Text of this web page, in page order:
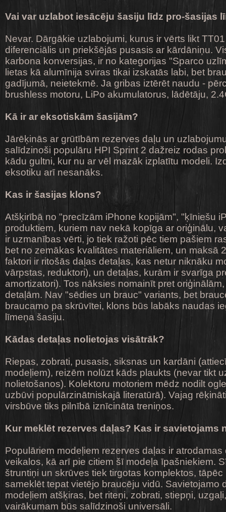
Vai var uzlabot iesācēju šasiju līdz pro-šasijas
Nevar. Dārgākie uzlabojumi, kurus ir vērts likt
diferenciālis un priekšējās pusasis ar kārdāniņu.
karbona konversijas, ir no kategorijas "Sparco
lietas kā alumīnija sviras tikai izskatās labi, bet
gadījumā, neietekmē. Ja gribas iztērēt naudu -
brushless motoru, LiPo akumulatorus, lādētāju,
Kā ir ar eksotiskām šasijām?
Jārēķinās ar grūtībām rezerves daļu un
salīdzinoši populāru HPI Sprint 2 dažreiz rodas
kādu gultni, kur nu ar vēl mazāk izplatītu modeli.
eksotiku arī nesanāks.
Kas ir šasijas klons?
Atšķirībā no "precīzām iPhone kopijām", "ķīniešu
produktiem, kuriem nav nekā kopīga ar oriģinālu,
ir uzmanības vērti, jo tiek ražoti pēc tiem pašiem
bet no zemākas kvalitātes materiāliem, un maksā
faktori ir ritošās daļas detaļas, kas netur niknāku
vārpstas, reduktori), un detaļas, kurām ir svarīga
amortizatori). Tos nāksies nomainīt pret
detaļām. Nav "sēdies un brauc" variants, bet
braucamo pa skrūvītei, klons būs labāks naudas
līmeņa šasiju.
Kādas detaļas nolietojas visātrāk?
Riepas, zobrati, pusasis, siksnas un kardāni
modeļiem), reizēm nolūzt kāds plaukts (nevar tikt
nolietošanos). Kolektoru motoriem mēdz nodilt
uzbūvi populārzinātniskajā literatūrā). Vajag
virsbūve tiks pilnībā iznīcināta treniņos.
Kur meklēt rezerves daļas? Kas ir savietojams
Populāriem modeļiem rezerves daļas ir
veikalos, kā arī pie citiem šī modeļa īpašniekiem.
štruntiņi un skrūves tiek tirgotas komplektos,
sameklēt tepat vietējo braucēju vidū. Savietojamo
modeļiem atšķiras, bet riteņi, zobrati, stiepņi,
vairākumam būs salīdzinoši universāli.